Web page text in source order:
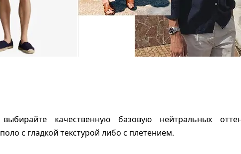
качественную базовую нейтральных
с гладкой текстурой либо с плетением.